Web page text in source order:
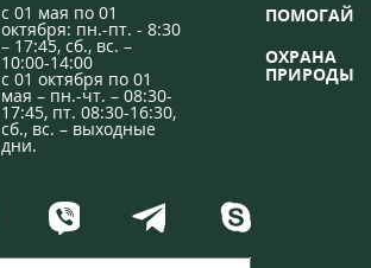
с 01 мая по 01
октября: пн.-пт. - 8:30
– 17:45, сб., вс. –
10:00-14:00
с 01 октября по 01
мая – пн.-чт. – 08:30-
17:45, пт. 08:30-16:30,
сб., вс. – выходные
дни.
ПОМОГАЙ
ОХРАНА
ПРИРОДЫ